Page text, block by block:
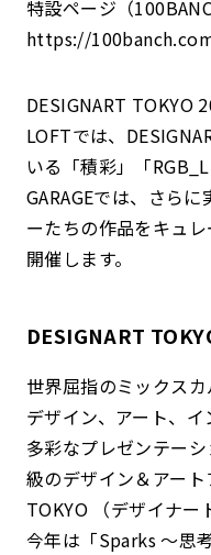
特設ページ（
https://
DESIGNART TOKYO
LOFTでは、
いる「積彩」「
GARAGEでは、さら
ーたちの作品をキュレ
開催します。
DESIGNART
世界屈指のミックスカ
デザイン、アート、
多彩なプレゼンテー
級のデザイン＆アー
TOKYO （デザイナー
今年は「Sparks 〜思